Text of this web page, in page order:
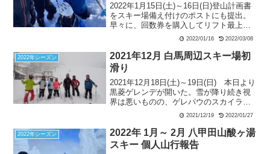
2022年1月15日(土)～16日(日)登山計画書
をスキー場備え付けのポストにも提出。
早々に、回数券を購入してリフト最上部
に到着。地図による、本日の行動予定を
回実施。リスク回避の重要性を認識する
ために、先行者のトレースを使用すると
判断した要因や、先行者がルートの山側
に居る場合など、行動の注意点などを確
認しながらのハイクアップとなった。微
風と晴天ですぐに汗が噴き出す。
2022/01/16 2022/03/08
2022年シーズン
2021年12月 白馬周辺スキー場初
滑り
2021年12月18日(土)～19日(日) 本日より
黒菱ゲレンデが開いた。雪が降り続き視
界は悪いものの、ゲレパウのスカイライ
ンコースは快適そのもの。シーズン初め
皆同じで、下のリフトは長蛇の列だっ
た。
2021/12/19 2022/01/27
2022年シーズン
2022年 1月～ 2月 八甲田山酸ヶ湯
スキー 個人山行報告